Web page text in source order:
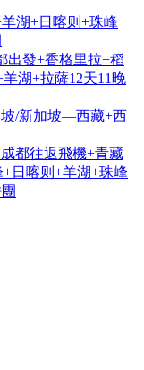
湖+日喀则+珠峰
出發+香格里拉+稻
湖+拉薩12天11晚
/新加坡—西藏+西
都往返飛機+青藏
日喀则+羊湖+珠峰